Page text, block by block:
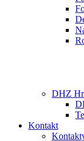
DHZ
Kontakt